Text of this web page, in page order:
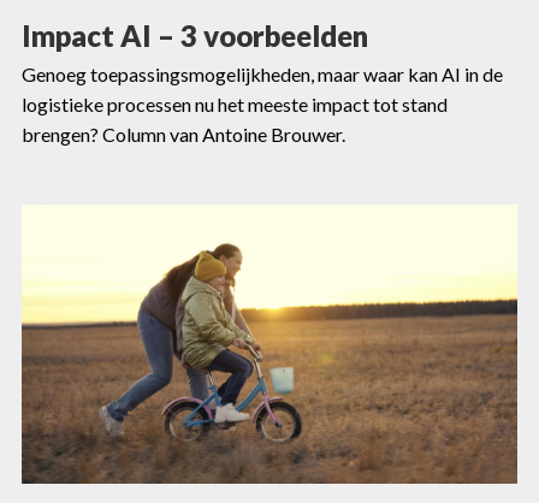
Impact AI – 3 voorbeelden
Genoeg toepassingsmogelijkheden, maar waar kan AI in de
logistieke processen nu het meeste impact tot stand
brengen? Column van Antoine Brouwer.